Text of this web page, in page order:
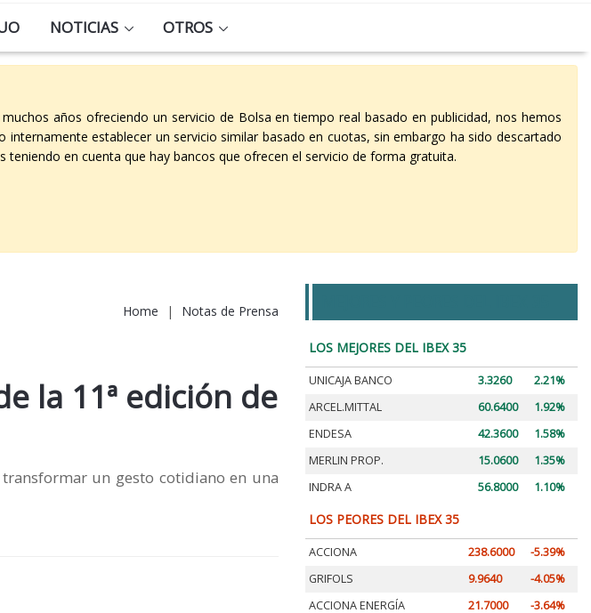
NOTICIAS OTROS
muchos años ofreciendo un servicio de Bolsa en tiempo real basado en publicidad, nos hemos
establecer un servicio similar basado en cuotas, sin embargo ha sido descartado
en cuenta que hay bancos que ofrecen el servicio de forma gratuita.
Home | Notas de Prensa
la 11ª edición de
transformar un gesto cotidiano en una
LOS MEJORES DEL IBEX 35
UNICAJA BANCO 3.3260
2.21%
ARCEL.MITTAL
60.6400
1.92%
ENDESA
42.3600
1.58%
MERLIN PROP.
15.0600
1.35%
INDRA A
56.8000 1.10%
LOS PEORES DEL IBEX 35
ACCIONA 238.6000
-5.39%
GRIFOLS
9.9640
-4.05%
ACCIONA ENERGÍA
21.7000
-3.64%